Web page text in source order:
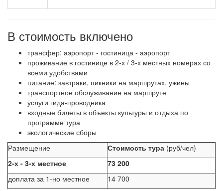
В стоимость включено
трансфер: аэропорт - гостиница - аэропорт
проживание в гостинице в 2-х / 3-х местных номерах со
всеми удобствами
питание: завтраки, пикники на маршрутах, ужины
транспортное обслуживание на маршруте
услуги гида-проводника
входные билеты в объекты культуры и отдыха по
программе тура
экологические сборы
Размещение
Стоимость тура (руб/чел)
2-х - 3-х местное
73 200
доплата за 1-но местное
14 700